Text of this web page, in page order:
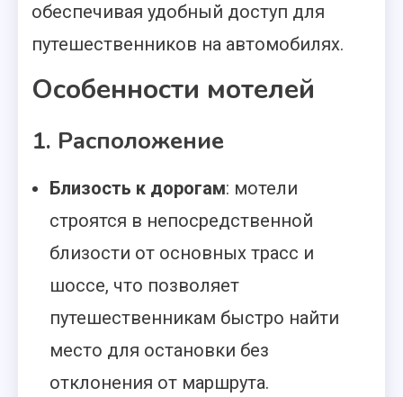
обеспечивая удобный доступ для
путешественников на автомобилях.
Особенности мотелей
1. Расположение
Близость к дорогам: мотели
строятся в непосредственной
близости от основных трасс и
шоссе, что позволяет
путешественникам быстро найти
место для остановки без
отклонения от маршрута.